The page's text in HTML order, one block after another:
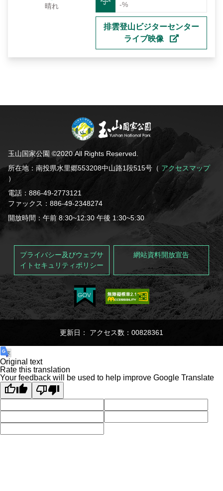
晴れ -%
排雲登山ビジターセンター
ライブ映像
玉山国家公園 ©2020 All Rights Reserved.
所在地：南投県水里郷553208中山路1段515号（ アクセスマップ
）
電話：886-49-2773121
ファックス：886-49-2348274
開放時間：午前 8:30~12:30 午後 1:30~5:30
プライバシー及びウェブサ
イトセキュリティポリシー
網站資料開放宣告
更新日： アクセス数：00828361
Original text
Rate this translation
Your feedback will be used to help improve Google Translate